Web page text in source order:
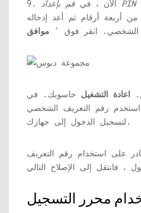
9. الآن ، في قم بإعداد PIN
أربعة أرقام ثم أعد إدخاله
الشخصي. انقر فوق ' موافق
اعادة التشغيل حاسوبك. في
رقم التعريف الشخصي
لتسجيل الدخول إلى جهازك.
على استخدام رقم التعريف